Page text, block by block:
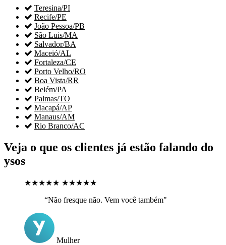
 Teresina/PI
 Recife/PE
 João Pessoa/PB
 São Luis/MA
 Salvador/BA
 Maceió/AL
 Fortaleza/CE
 Porto Velho/RO
 Boa Vista/RR
 Belém/PA
 Palmas/TO
 Macapá/AP
 Manaus/AM
 Rio Branco/AC
Veja o que os clientes já estão falando do
ysos
★★★★★ ★★★★★
“Não fresque não. Vem você também"
Mulher